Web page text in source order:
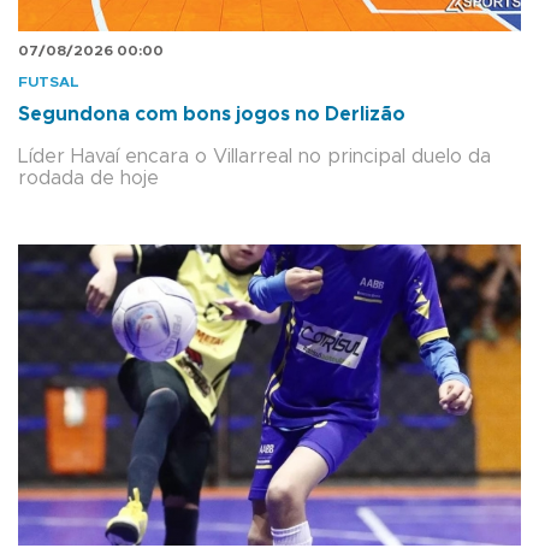
07/08/2026 00:00
FUTSAL
Segundona com bons jogos no Derlizão
Líder Havaí encara o Villarreal no principal duelo da
rodada de hoje